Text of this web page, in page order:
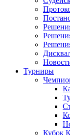
Турниры
Кубок